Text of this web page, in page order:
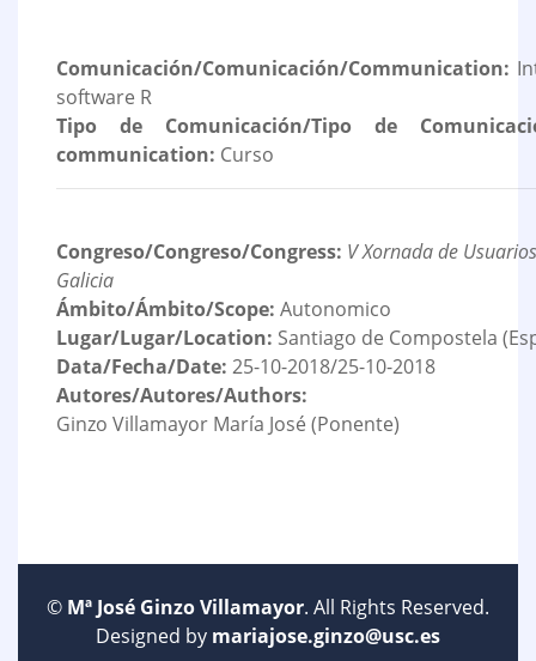
Comunicación/Comunicación/Communication:
software R
Tipo de Comunicación/Tipo de
communication: Curso
Congreso/Congreso/Congress: V Xornada de
Galicia
Ámbito/Ámbito/Scope: Autonomico
Lugar/Lugar/Location: Santiago de Compostela
Data/Fecha/Date: 25-10-2018/25-10-2018
Autores/Autores/Authors:
Ginzo Villamayor María José (Ponente)
© Mª José Ginzo Villamayor. All Rights Reserved.
Designed by mariajose.ginzo@usc.es